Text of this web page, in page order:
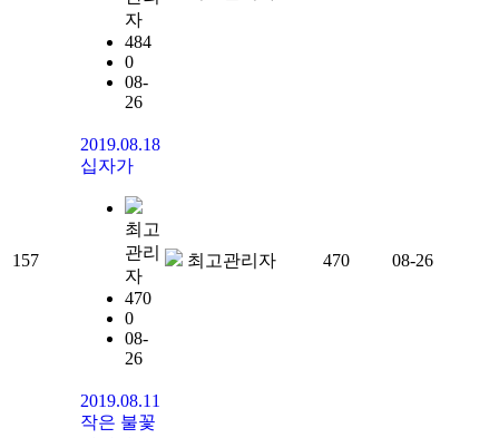
자
484
0
08-
26
157
2019.08.18
십자가
최고
관리
자
470
0
08-
26
최고관리자 470 08-26
2019.08.11
작은 불꽃